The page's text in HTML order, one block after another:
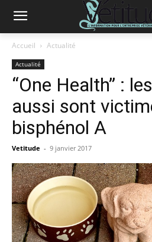
Accueil Actualité
Actualité
“One Health” :
aussi sont
bisphénol A
Vetitude - 9 janvier 2017